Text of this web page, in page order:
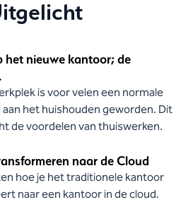
het nieuwe kantoor; de
is voor velen een normale
het huishouden geworden. Dit
de voordelen van thuiswerken.
naar de Cloud
hoe je het traditionele kantoor
naar een kantoor in de cloud.